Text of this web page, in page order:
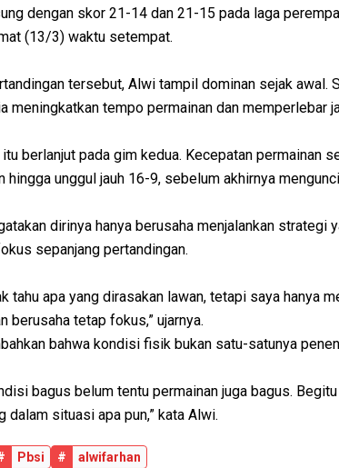
dengan skor 21-14 dan 21-15 pada laga
(13/3) waktu setempat.
tersebut, Alwi tampil dominan sejak
meningkatkan tempo permainan dan memperlebar
itu berlanjut pada gim kedua. Kecepatan permainan
hingga unggul jauh 16-9, sebelum akhirnya
dirinya hanya berusaha menjalankan strategi
sepanjang pertandingan.
tahu apa yang dirasakan lawan, tetapi saya hanya
berusaha tetap fokus,” ujarnya.
bahwa kondisi fisik bukan satu-satunya
bagus belum tentu permainan juga bagus.
dalam situasi apa pun,” kata Alwi.
Pbsi # alwifarhan